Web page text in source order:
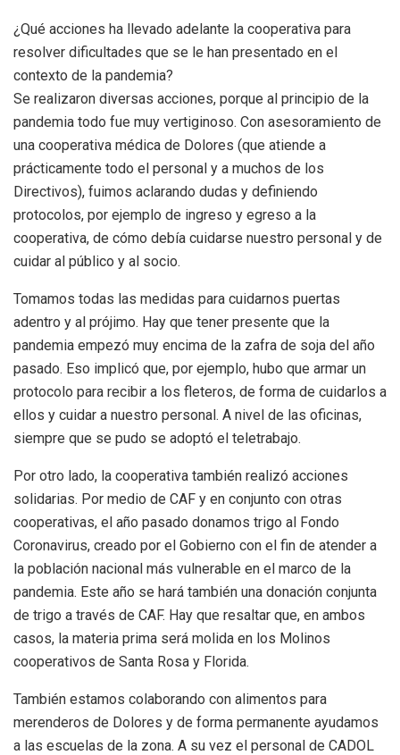
¿Qué acciones ha llevado adelante la cooperativa para
resolver dificultades que se le han presentado en el
contexto de la pandemia?
Se realizaron diversas acciones, porque al principio de la
pandemia todo fue muy vertiginoso. Con asesoramiento de
una cooperativa médica de Dolores (que atiende a
prácticamente todo el personal y a muchos de los
Directivos), fuimos aclarando dudas y definiendo
protocolos, por ejemplo de ingreso y egreso a la
cooperativa, de cómo debía cuidarse nuestro personal y de
cuidar al público y al socio.
Tomamos todas las medidas para cuidarnos puertas
adentro y al prójimo. Hay que tener presente que la
pandemia empezó muy encima de la zafra de soja del año
pasado. Eso implicó que, por ejemplo, hubo que armar un
protocolo para recibir a los fleteros, de forma de cuidarlos a
ellos y cuidar a nuestro personal. A nivel de las oficinas,
siempre que se pudo se adoptó el teletrabajo.
Por otro lado, la cooperativa también realizó acciones
solidarias. Por medio de CAF y en conjunto con otras
cooperativas, el año pasado donamos trigo al Fondo
Coronavirus, creado por el Gobierno con el fin de atender a
la población nacional más vulnerable en el marco de la
pandemia. Este año se hará también una donación conjunta
de trigo a través de CAF. Hay que resaltar que, en ambos
casos, la materia prima será molida en los Molinos
cooperativos de Santa Rosa y Florida.
También estamos colaborando con alimentos para
merenderos de Dolores y de forma permanente ayudamos
a las escuelas de la zona. A su vez el personal de CADOL